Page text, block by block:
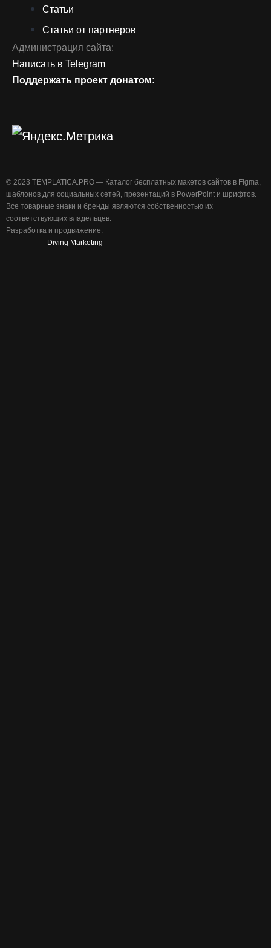
Статьи
Статьи от партнеров
Администрация сайта:
Написать в Telegram
Поддержать проект донатом:
©️ 2023 TEMPLATICA.PRO — Каталог бесплатных макетов сайтов в Figma,
шаблонов для социальных сетей, презентаций в PowerPoint и шрифтов.
Все товарные знаки и бренды являются собственностью их
соответствующих владельцев.
Разработка и продвижение:
Diving Marketing